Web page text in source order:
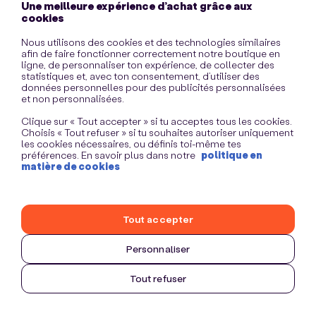
Une meilleure expérience d’achat grâce aux
cookies
Nous utilisons des cookies et des technologies similaires
afin de faire fonctionner correctement notre boutique en
ligne, de personnaliser ton expérience, de collecter des
statistiques et, avec ton consentement, d’utiliser des
données personnelles pour des publicités personnalisées
et non personnalisées.
Clique sur « Tout accepter » si tu acceptes tous les cookies.
Choisis « Tout refuser » si tu souhaites autoriser uniquement
les cookies nécessaires, ou définis toi-même tes
préférences. En savoir plus dans notre politique en
matière de cookies
Personnaliser
Tout refuser
Tout accepter